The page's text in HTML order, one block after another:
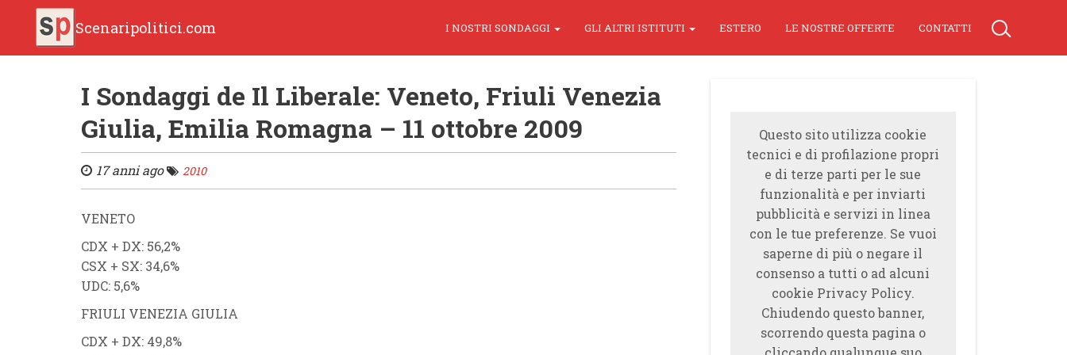
Scenaripolitici.com I NOSTRI SONDAGGI GLI ALTRI ISTITUTI ESTERO LE NOSTRE OFFERTE CONTATTI
I Sondaggi de Il Liberale: Veneto, Friuli Venezia
Giulia, Emilia Romagna – 11 ottobre 2009
17 anni ago 2010
VENETO
CDX + DX: 56,2%
CSX + SX: 34,6%
UDC: 5,6%
FRIULI VENEZIA GIULIA
CDX + DX: 49,8%
Questo sito utilizza cookie
tecnici e di profilazione propri
e di terze parti per le sue
funzionalità e per inviarti
pubblicità e servizi in linea
con le tue preferenze. Se vuoi
saperne di più o negare il
consenso a tutti o ad alcuni
cookie Privacy Policy.
Chiudendo questo banner,
scorrendo questa pagina o